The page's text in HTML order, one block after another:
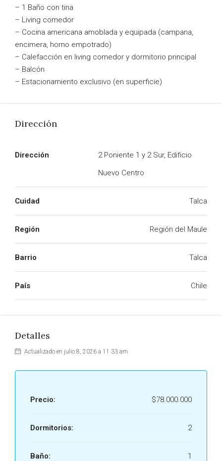
– 1 Baño con tina
– Living comedor
– Cocina americana amoblada y equipada (campana,
encimera, horno empotrado)
– Calefacción en living comedor y dormitorio principal
– Balcón
– Estacionamiento exclusivo (en superficie)
Dirección
Dirección
2 Poniente 1 y 2 Sur, Edificio
Nuevo Centro
Cuidad Talca
Región Región del Maule
Barrio Talca
País Chile
Detalles
Actualizado en julio 8, 2026 a 11:33 am
Precio: $78.000.000
Dormitorios: 2
Baño: 1